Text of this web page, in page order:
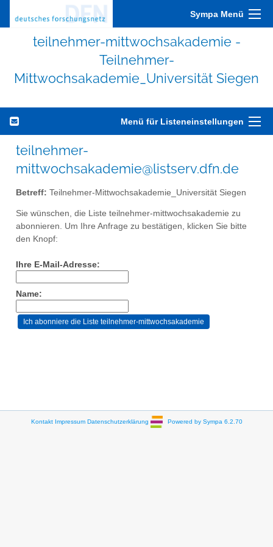
Sympa Menü
teilnehmer-mittwochsakademie -
Teilnehmer-
Mittwochsakademie_Universität Siegen
Menü für Listeneinstellungen
teilnehmer-
mittwochsakademie@listserv.dfn.de
Betreff: Teilnehmer-Mittwochsakademie_Universität Siegen
Sie wünschen, die Liste teilnehmer-mittwochsakademie zu
abonnieren. Um Ihre Anfrage zu bestätigen, klicken Sie bitte
den Knopf:
Ihre E-Mail-Adresse:
Name:
Kontakt Impressum Datenschutzerklärung Powered by Sympa 6.2.70